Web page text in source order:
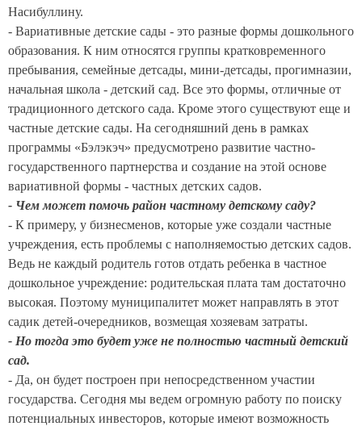
Насибуллину.
- Вариативные детские сады - это разные формы дошкольного
образования. К ним относятся группы кратковременного
пребывания, семейные детсады, мини-детсады, прогимназии,
начальная школа - детский сад. Все это формы, отличные от
традиционного детского сада. Кроме этого существуют еще и
частные детские сады. На сегодняшний день в рамках
программы «Бэлэкэч» предусмотрено развитие частно-
государственного партнерства и создание на этой основе
вариативной формы - частных детских садов.
- Чем может помочь район частному детскому саду?
- К примеру, у бизнесменов, которые уже создали частные
учреждения, есть проблемы с наполняемостью детских садов.
Ведь не каждый родитель готов отдать ребенка в частное
дошкольное учреждение: родительская плата там достаточно
высокая. Поэтому муниципалитет может направлять в этот
садик детей-очередников, возмещая хозяевам затраты.
- Но тогда это будет уже не полностью частный детский
сад.
- Да, он будет построен при непосредственном участии
государства. Сегодня мы ведем огромную работу по поиску
потенциальных инвесторов, которые имеют возможность